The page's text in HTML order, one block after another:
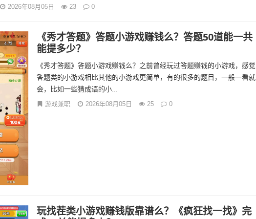
2026年08月05日 23 0
《秀才答题》答题小游戏赚钱么？答题50道能一共
能提多少？
《秀才答题》答题小游戏赚钱么？之前曾经玩过答题赚钱的小游戏，感觉
答题类的小游戏相比其他的小游戏更简单，有的很多的题目，一般一看就
会，比如一些猜成语的小...
游戏兼职 2026年08月05日 25 0
玩找茬类小游戏赚钱版靠谱么？《疯狂找一找》完